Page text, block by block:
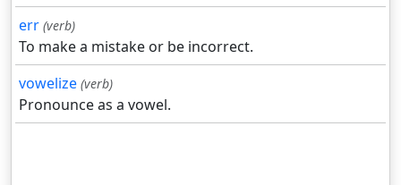
err (verb)
To make a mistake or be incorrect.
vowelize (verb)
Pronounce as a vowel.